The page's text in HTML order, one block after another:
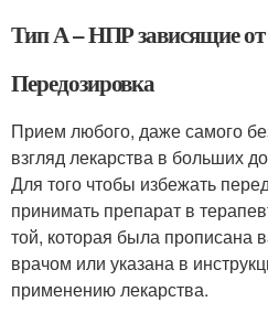
Тип А – НПР зависящие
Передозировка
Прием любого, даже самого
взгляд лекарства в больших
Для того чтобы избежать
принимать препарат в
той, которая была
врачом или указана в
применению лекарства.